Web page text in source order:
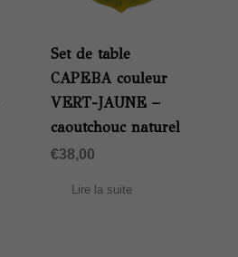
Set de table
CAPEBA couleur
VERT-JAUNE –
caoutchouc naturel
€38,00
Lire la suite